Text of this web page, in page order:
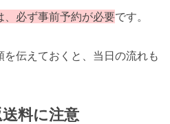
、必ず事前予約が必要です。
伝えておくと、当日の流れも
料に注意